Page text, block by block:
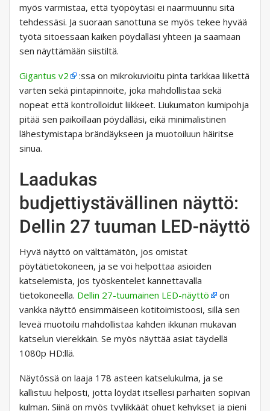
myös varmistaa, että työpöytäsi ei naarmuunnu sitä
tehdessäsi. Ja suoraan sanottuna se myös tekee hyvää
työtä sitoessaan kaiken pöydälläsi yhteen ja saamaan
sen näyttämään siistiltä.
Gigantus v2
:ssa on mikrokuvioitu pinta tarkkaa liikettä
varten sekä pintapinnoite, joka mahdollistaa sekä
nopeat että kontrolloidut liikkeet. Liukumaton kumipohja
pitää sen paikoillaan pöydälläsi, eikä minimalistinen
lähestymistapa brändäykseen ja muotoiluun häiritse
sinua.
Laadukas
budjettiystävällinen näyttö:
Dellin 27 tuuman LED-näyttö
Hyvä näyttö on välttämätön, jos omistat
pöytätietokoneen, ja se voi helpottaa asioiden
katselemista, jos työskentelet kannettavalla
tietokoneella. Dellin 27-tuumainen LED-näyttö
on
vankka näyttö ensimmäiseen kotitoimistoosi, sillä sen
leveä muotoilu mahdollistaa kahden ikkunan mukavan
katselun vierekkäin. Se myös näyttää asiat täydellä
1080p HD:llä.
Näytössä on laaja 178 asteen katselukulma, ja se
kallistuu helposti, jotta löydät itsellesi parhaiten sopivan
kulman. Siinä on myös tyylikkäät ohuet kehykset ja pieni